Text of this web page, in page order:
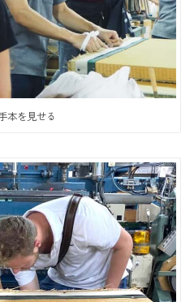
本を見せる